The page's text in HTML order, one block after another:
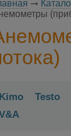
Kimo Testo